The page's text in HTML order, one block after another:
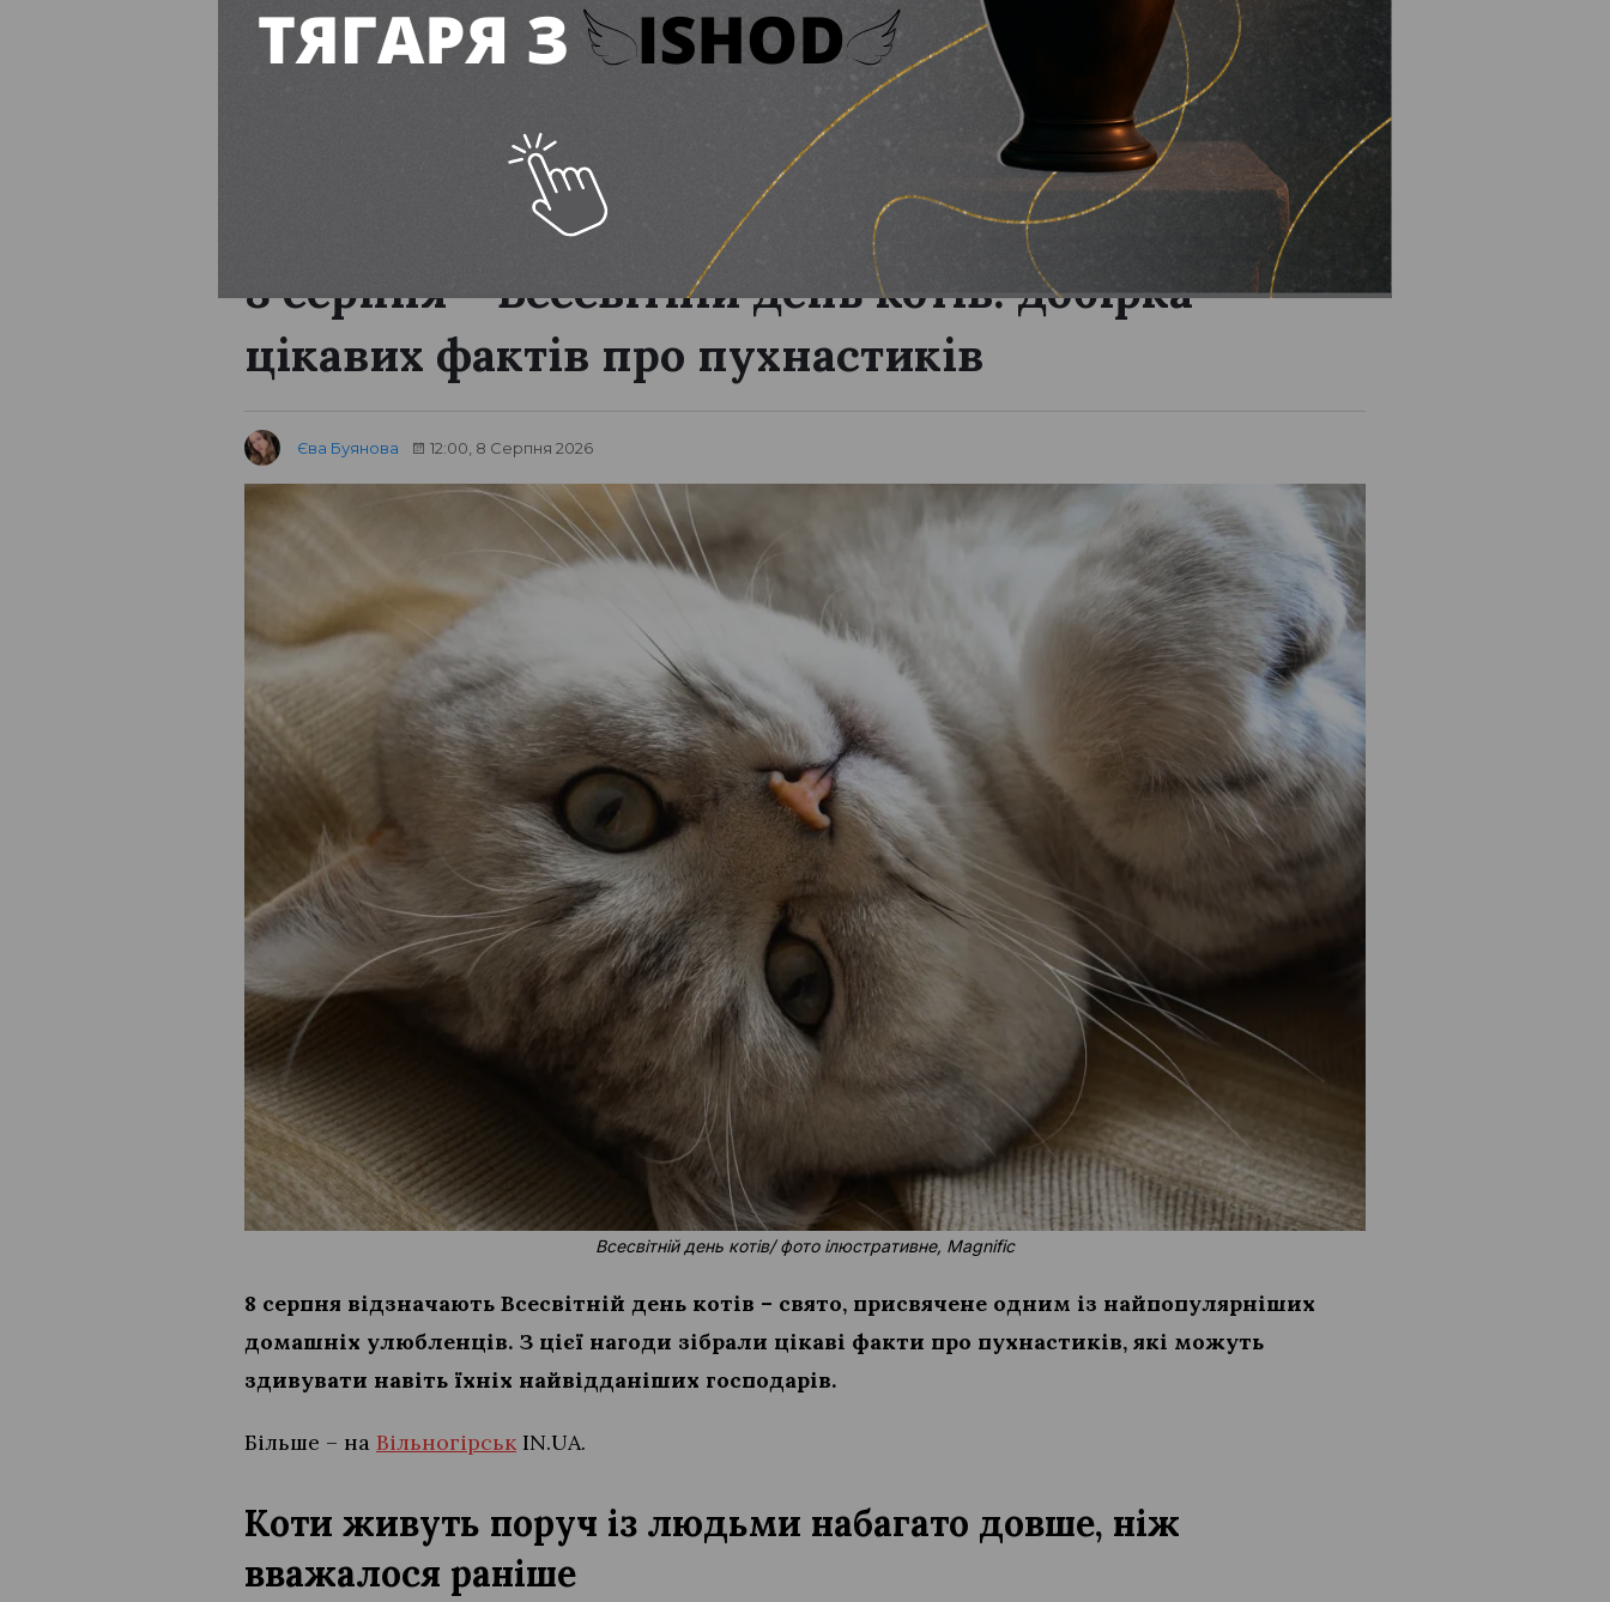
8 серпня – Всесвітній день котів: добірка
цікавих фактів про пухнастиків
Єва Буянова 12:00, 8 Серпня 2026
Всесвітній день котів/ фото ілюстративне, Magnific
8 серпня відзначають Всесвітній день котів – свято, присвячене одним із найпопулярніших
домашніх улюбленців. З цієї нагоди зібрали цікаві факти про пухнастиків, які можуть
здивувати навіть їхніх найвідданіших господарів.
Більше – на Вільногірськ IN.UA.
Коти живуть поруч із людьми набагато довше, ніж
вважалося раніше